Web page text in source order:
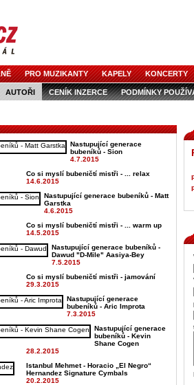
PRO MUZIKANTY KAPELY KONCERTY
AUTOŘI CENÍK INZERCE PODMÍNKY
Nastupující generace
bubeníků - Sion
4.7.2015
Co si myslí bubeničtí mistři - ... relax
14.6.2015
Nastupující generace bubeníků - Matt
Garstka
4.6.2015
Co si myslí bubeničtí mistři - ... warm up
14.5.2015
Nastupující generace bubeníků -
Dawud "D-Mile" Aasiya-Bey
7.5.2015
Co si myslí bubeničtí mistři - jamování
29.3.2015
Nastupující generace
bubeníků - Aric Improta
7.3.2015
Nastupující generace
bubeníků - Kevin
Shane Cogen
28.2.2015
Istanbul Mehmet - Horacio „El Negro“
Hernandez Signature Cymbals
20.2.2015